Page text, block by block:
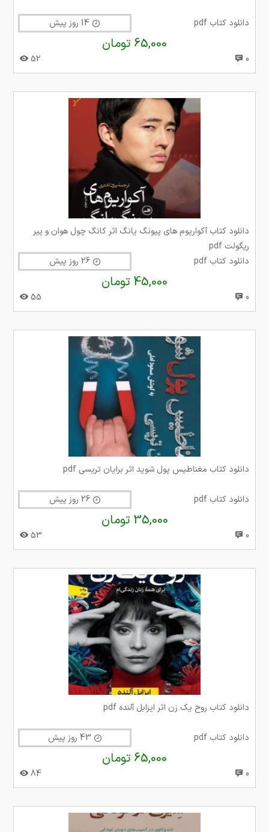
دانلود کتاب pdf
65,000 تومان
0
52
دانلود کتاب آکواریوم‌ های پیونگ یانگ اثر کانگ چول هوان و پیر
ریگولت pdf
دانلود کتاب pdf
26 روز پیش
45,000 تومان
0
55
دانلود کتاب مغناطیس پول شوید اثر برایان تریسی pdf
دانلود کتاب pdf 26 روز پیش
35,000 تومان
0
53
دانلود کتاب روح یک زن اثر ایزابل آلنده pdf
دانلود کتاب pdf
65,000 تومان
0
84